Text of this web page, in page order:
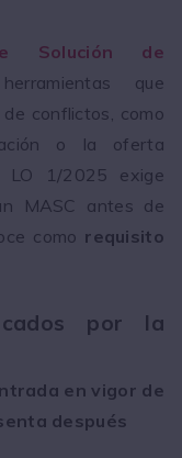
Solución de
que
conflictos, como
o la oferta
LO 1/2025 exige
MASC antes de
como requisito
por la
en vigor de
después